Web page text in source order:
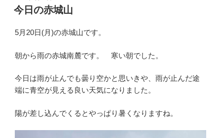
稿
日:
今日の赤城山
5月20日(月)の赤城山です。
朝から雨の赤城南麓です。 寒い朝でした。
今日は雨が止んでも曇り空かと思いきや、雨が止んだ途
端に青空が見える良い天気になりました。
陽が差し込んでくるとやっぱり暑くなりますね。